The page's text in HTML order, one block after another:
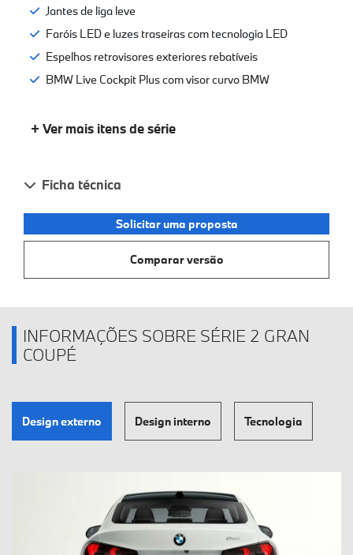
Jantes de liga leve
Faróis LED e luzes traseiras com tecnologia LED
Espelhos retrovisores exteriores rebatíveis
BMW Live Cockpit Plus com visor curvo BMW
+ Ver mais itens de série
Ficha técnica
Solicitar uma proposta
Comparar versão
INFORMAÇÕES SOBRE SÉRIE 2 GRAN
COUPÉ
Design externo Design interno Tecnologia